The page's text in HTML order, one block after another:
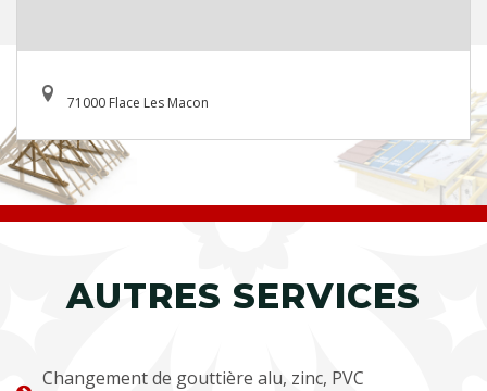
71000 Flace Les Macon
AUTRES SERVICES
Changement de gouttière alu, zinc, PVC